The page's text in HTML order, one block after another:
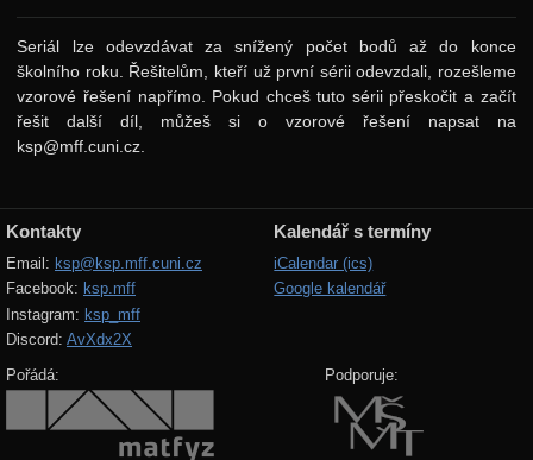
Seriál lze odevzdávat za snížený počet bodů až do konce
školního roku. Řešitelům, kteří už první sérii odevzdali, rozešleme
vzorové řešení napřímo. Pokud chceš tuto sérii přeskočit a začít
řešit další díl, můžeš si o vzorové řešení napsat na
ksp@mff.cuni.cz.
Kontakty
Email: ksp@ksp.mff.cuni.cz
Facebook: ksp.mff
Instagram: ksp_mff
Discord: AvXdx2X
Kalendář s termíny
iCalendar (ics)
Google kalendář
Pořádá: Podporuje: